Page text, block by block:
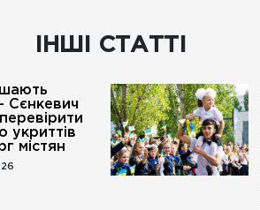
ІНШІ СТАТТІ
Сєнкевич
укриттів
містян